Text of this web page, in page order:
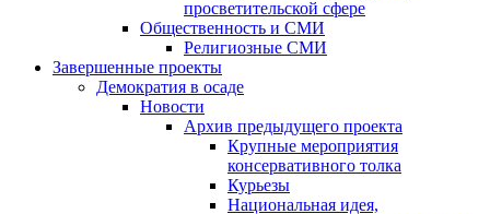
просветительской сфере
Общественность и СМИ
Религиозные СМИ
Завершенные проекты
Демократия в осаде
Новости
Архив предыдущего проекта
Крупные мероприятия
консервативного толка
Курьезы
Национальная идея,